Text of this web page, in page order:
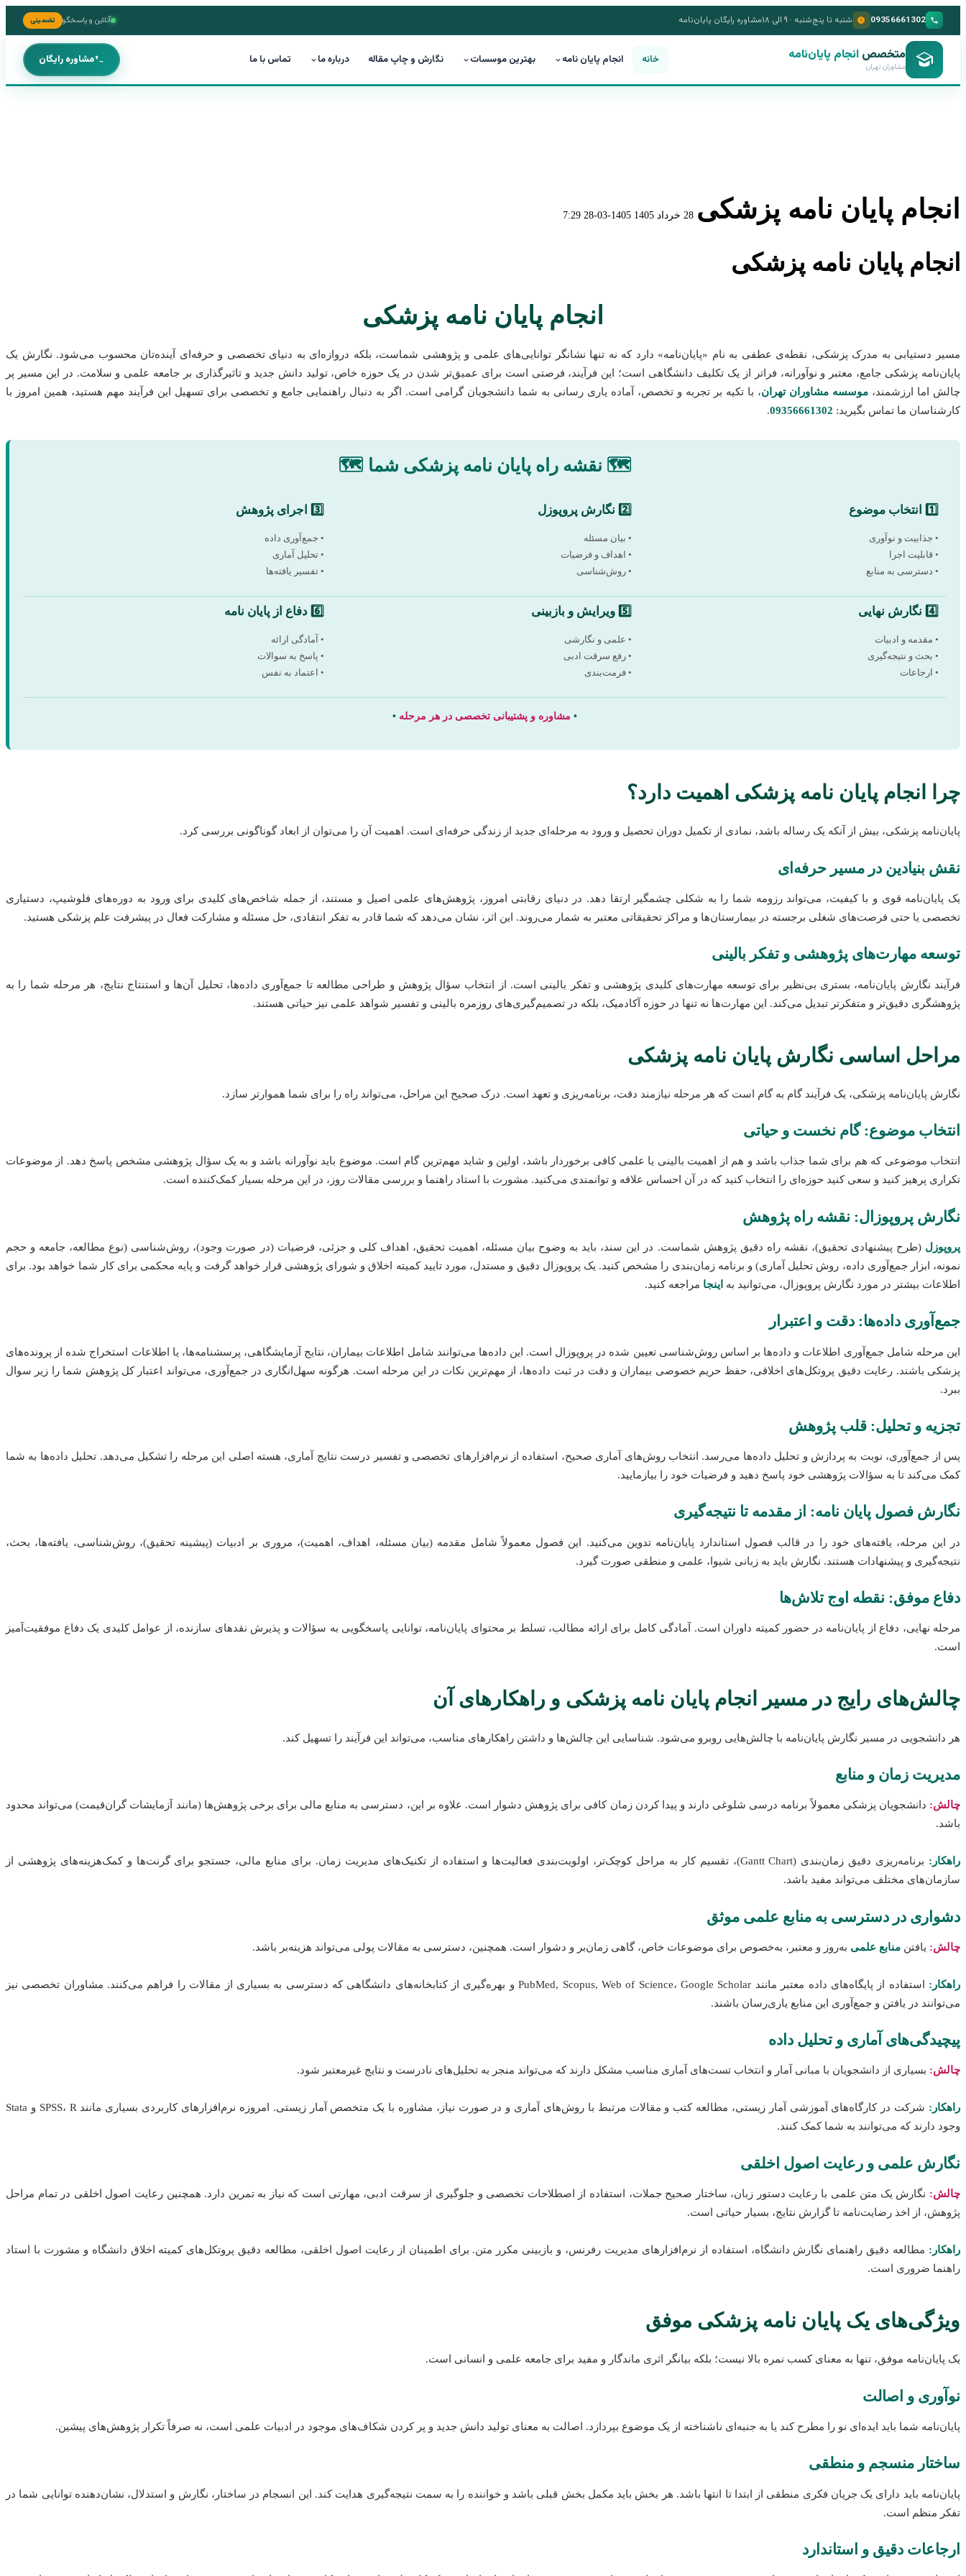
09356661302 شنبه تا پنج‌شنبه · ۹ الی ۱۸ مشاوره رایگان پایان‌نامه آنلاین و پاسخگو تضمینی
متخصص انجام پایان‌نامه
مشاوران تهران خانه انجام پایان نامه بهترین موسسات نگارش و چاپ مقاله درباره ما تماس با ما مشاوره رایگان
انجام پایان نامه پزشکی 28 خرداد 1405 1405-03-28 7:29
انجام پایان نامه پزشکی
انجام پایان نامه پزشکی
مسیر دستیابی به مدرک پزشکی، نقطه‌ی عطفی به نام «پایان‌نامه» دارد که نه تنها نشانگر توانایی‌های علمی و پژوهشی شماست، بلکه دروازه‌ای به دنیای تخصصی و حرفه‌ای آینده‌تان محسوب می‌شود. نگارش یک
پایان‌نامه پزشکی جامع، معتبر و نوآورانه، فراتر از یک تکلیف دانشگاهی است؛ این فرآیند، فرصتی است برای عمیق‌تر شدن در یک حوزه خاص، تولید دانش جدید و تاثیرگذاری بر جامعه علمی و سلامت. در این مسیر پر
چالش اما ارزشمند، موسسه مشاوران تهران، با تکیه بر تجربه و تخصص، آماده یاری رسانی به شما دانشجویان گرامی است. اگر به دنبال راهنمایی جامع و تخصصی برای تسهیل این فرآیند مهم هستید، همین امروز با
کارشناسان ما تماس بگیرید: 09356661302
.
🗺️ نقشه راه پایان نامه پزشکی شما 🗺️
1️⃣ انتخاب موضوع
• جذابیت و نوآوری
• قابلیت اجرا
• دسترسی به منابع
2️⃣ نگارش پروپوزل
• بیان مسئله
• اهداف و فرضیات
• روش‌شناسی
3️⃣ اجرای پژوهش
• جمع‌آوری داده
• تحلیل آماری
• تفسیر یافته‌ها
4️⃣ نگارش نهایی
• مقدمه و ادبیات
• بحث و نتیجه‌گیری
• ارجاعات
5️⃣ ویرایش و بازبینی
• علمی و نگارشی
• رفع سرقت ادبی
• فرمت‌بندی
6️⃣ دفاع از پایان نامه
• آمادگی ارائه
• پاسخ به سوالات
• اعتماد به نفس
• مشاوره و پشتیبانی تخصصی در هر مرحله •
چرا انجام پایان نامه پزشکی اهمیت دارد؟
پایان‌نامه پزشکی، بیش از آنکه یک رساله باشد، نمادی از تکمیل دوران تحصیل و ورود به مرحله‌ای جدید از زندگی حرفه‌ای است. اهمیت آن را می‌توان از ابعاد گوناگونی بررسی کرد.
نقش بنیادین در مسیر حرفه‌ای
یک پایان‌نامه قوی و با کیفیت، می‌تواند رزومه شما را به شکلی چشمگیر ارتقا دهد. در دنیای رقابتی امروز، پژوهش‌های علمی اصیل و مستند، از جمله شاخص‌های کلیدی برای ورود به دوره‌های فلوشیپ، دستیاری
تخصصی یا حتی فرصت‌های شغلی برجسته در بیمارستان‌ها و مراکز تحقیقاتی معتبر به شمار می‌روند. این اثر، نشان می‌دهد که شما قادر به تفکر انتقادی، حل مسئله و مشارکت فعال در پیشرفت علم پزشکی هستید.
توسعه مهارت‌های پژوهشی و تفکر بالینی
فرآیند نگارش پایان‌نامه، بستری بی‌نظیر برای توسعه مهارت‌های کلیدی پژوهشی و تفکر بالینی است. از انتخاب سؤال پژوهش و طراحی مطالعه تا جمع‌آوری داده‌ها، تحلیل آن‌ها و استنتاج نتایج، هر مرحله شما را به
پژوهشگری دقیق‌تر و متفکر‌تر تبدیل می‌کند. این مهارت‌ها نه تنها در حوزه آکادمیک، بلکه در تصمیم‌گیری‌های روزمره بالینی و تفسیر شواهد علمی نیز حیاتی هستند.
مراحل اساسی نگارش پایان نامه پزشکی
نگارش پایان‌نامه پزشکی، یک فرآیند گام به گام است که هر مرحله نیازمند دقت، برنامه‌ریزی و تعهد است. درک صحیح این مراحل، می‌تواند راه را برای شما هموارتر سازد.
انتخاب موضوع: گام نخست و حیاتی
انتخاب موضوعی که هم برای شما جذاب باشد و هم از اهمیت بالینی یا علمی کافی برخوردار باشد، اولین و شاید مهم‌ترین گام است. موضوع باید نوآورانه باشد و به یک سؤال پژوهشی مشخص پاسخ دهد. از موضوعات
تکراری پرهیز کنید و سعی کنید حوزه‌ای را انتخاب کنید که در آن احساس علاقه و توانمندی می‌کنید. مشورت با استاد راهنما و بررسی مقالات روز، در این مرحله بسیار کمک‌کننده است.
نگارش پروپوزال: نقشه راه پژوهش
پروپوزل (طرح پیشنهادی تحقیق)، نقشه راه دقیق پژوهش شماست. در این سند، باید به وضوح بیان مسئله، اهمیت تحقیق، اهداف کلی و جزئی، فرضیات (در صورت وجود)، روش‌شناسی (نوع مطالعه، جامعه و حجم
نمونه، ابزار جمع‌آوری داده، روش تحلیل آماری) و برنامه زمان‌بندی را مشخص کنید. یک پروپوزال دقیق و مستدل، مورد تایید کمیته اخلاق و شورای پژوهشی قرار خواهد گرفت و پایه محکمی برای کار شما خواهد بود. برای
اطلاعات بیشتر در مورد نگارش پروپوزال، می‌توانید به اینجا مراجعه کنید.
جمع‌آوری داده‌ها: دقت و اعتبرار
این مرحله شامل جمع‌آوری اطلاعات و داده‌ها بر اساس روش‌شناسی تعیین شده در پروپوزال است. این داده‌ها می‌توانند شامل اطلاعات بیماران، نتایج آزمایشگاهی، پرسشنامه‌ها، یا اطلاعات استخراج شده از پرونده‌های
پزشکی باشند. رعایت دقیق پروتکل‌های اخلاقی، حفظ حریم خصوصی بیماران و دقت در ثبت داده‌ها، از مهم‌ترین نکات در این مرحله است. هرگونه سهل‌انگاری در جمع‌آوری، می‌تواند اعتبار کل پژوهش شما را زیر سوال
ببرد.
تجزیه و تحلیل: قلب پژوهش
پس از جمع‌آوری، نوبت به پردازش و تحلیل داده‌ها می‌رسد. انتخاب روش‌های آماری صحیح، استفاده از نرم‌افزارهای تخصصی و تفسیر درست نتایج آماری، هسته اصلی این مرحله را تشکیل می‌دهد. تحلیل داده‌ها به شما
کمک می‌کند تا به سؤالات پژوهشی خود پاسخ دهید و فرضیات خود را بیازمایید.
نگارش فصول پایان نامه: از مقدمه تا نتیجه‌گیری
در این مرحله، یافته‌های خود را در قالب فصول استاندارد پایان‌نامه تدوین می‌کنید. این فصول معمولاً شامل مقدمه (بیان مسئله، اهداف، اهمیت)، مروری بر ادبیات (پیشینه تحقیق)، روش‌شناسی، یافته‌ها، بحث،
نتیجه‌گیری و پیشنهادات هستند. نگارش باید به زبانی شیوا، علمی و منطقی صورت گیرد.
دفاع موفق: نقطه اوج تلاش‌ها
مرحله نهایی، دفاع از پایان‌نامه در حضور کمیته داوران است. آمادگی کامل برای ارائه مطالب، تسلط بر محتوای پایان‌نامه، توانایی پاسخگویی به سؤالات و پذیرش نقدهای سازنده، از عوامل کلیدی یک دفاع موفقیت‌آمیز
است.
چالش‌های رایج در مسیر انجام پایان نامه پزشکی و راهکارهای آن
هر دانشجویی در مسیر نگارش پایان‌نامه با چالش‌هایی روبرو می‌شود. شناسایی این چالش‌ها و داشتن راهکارهای مناسب، می‌تواند این فرآیند را تسهیل کند.
مدیریت زمان و منابع
چالش: دانشجویان پزشکی معمولاً برنامه درسی شلوغی دارند و پیدا کردن زمان کافی برای پژوهش دشوار است. علاوه بر این، دسترسی به منابع مالی برای برخی پژوهش‌ها (مانند آزمایشات گران‌قیمت) می‌تواند محدود
باشد.
راهکار:
برنامه‌ریزی دقیق زمان‌بندی (Gantt Chart)، تقسیم کار به مراحل کوچک‌تر، اولویت‌بندی فعالیت‌ها و استفاده از تکنیک‌های مدیریت زمان. برای منابع مالی، جستجو برای گرنت‌ها و کمک‌هزینه‌های پژوهشی از
سازمان‌های مختلف می‌تواند مفید باشد.
دشواری در دسترسی به منابع علمی موثق
چالش: یافتن منابع علمی به‌روز و معتبر، به‌خصوص برای موضوعات خاص، گاهی زمان‌بر و دشوار است. همچنین، دسترسی به مقالات پولی می‌تواند هزینه‌بر باشد.
راهکار:
استفاده از پایگاه‌های داده معتبر مانند PubMed, Scopus, Web of Science، Google Scholar و بهره‌گیری از کتابخانه‌های دانشگاهی که دسترسی به بسیاری از مقالات را فراهم می‌کنند. مشاوران تخصصی نیز
می‌توانند در یافتن و جمع‌آوری این منابع یاری‌رسان باشند.
پیچیدگی‌های آماری و تحلیل داده
چالش: بسیاری از دانشجویان با مبانی آمار و انتخاب تست‌های آماری مناسب مشکل دارند که می‌تواند منجر به تحلیل‌های نادرست و نتایج غیرمعتبر شود.
راهکار:
شرکت در کارگاه‌های آموزشی آمار زیستی، مطالعه کتب و مقالات مرتبط با روش‌های آماری و در صورت نیاز، مشاوره با یک متخصص آمار زیستی. امروزه نرم‌افزارهای کاربردی بسیاری مانند SPSS، R و Stata
وجود دارند که می‌توانند به شما کمک کنند.
نگارش علمی و رعایت اصول اخلقی
چالش: نگارش یک متن علمی با رعایت دستور زبان، ساختار صحیح جملات، استفاده از اصطلاحات تخصصی و جلوگیری از سرقت ادبی، مهارتی است که نیاز به تمرین دارد. همچنین رعایت اصول اخلقی در تمام مراحل
پژوهش، از اخذ رضایت‌نامه تا گزارش نتایج، بسیار حیاتی است.
راهکار: مطالعه دقیق راهنمای نگارش دانشگاه، استفاده از نرم‌افزارهای مدیریت رفرنس، و بازبینی مکرر متن. برای اطمینان از رعایت اصول اخلقی، مطالعه دقیق پروتکل‌های کمیته اخلاق دانشگاه و مشورت با استاد
راهنما ضروری است.
ویژگی‌های یک پایان نامه پزشکی موفق
یک پایان‌نامه موفق، تنها به معنای کسب نمره بالا نیست؛ بلکه بیانگر اثری ماندگار و مفید برای جامعه علمی و انسانی است.
نوآوری و اصالت
پایان‌نامه شما باید ایده‌ای نو را مطرح کند یا به جنبه‌ای ناشناخته از یک موضوع بپردازد. اصالت به معنای تولید دانش جدید و پر کردن شکاف‌های موجود در ادبیات علمی است، نه صرفاً تکرار پژوهش‌های پیشین.
ساختار منسجم و منطقی
پایان‌نامه باید دارای یک جریان فکری منطقی از ابتدا تا انتها باشد. هر بخش باید مکمل بخش قبلی باشد و خواننده را به سمت نتیجه‌گیری هدایت کند. این انسجام در ساختار، نگارش و استدلال، نشان‌دهنده توانایی شما در
تفکر منظم است.
ارجاعات دقیق و استاندارد